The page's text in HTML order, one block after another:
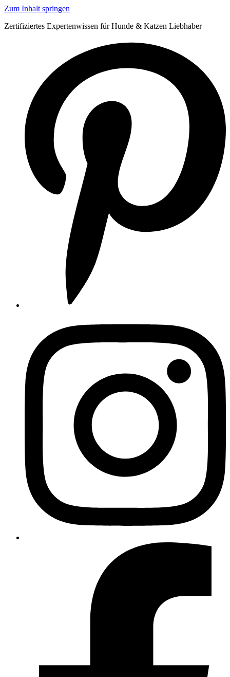
Zum Inhalt springen
Zertifiziertes Expertenwissen für Hunde & Katzen Liebhaber